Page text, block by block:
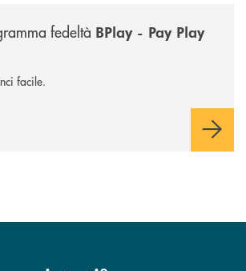
fedeltà BPlay - Pay Play
facile.